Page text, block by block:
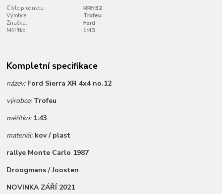
Číslo produktu:
RRfr32
Výrobce:
Trofeu
Značka:
Ford
Měřítko:
1:43
Kompletní specifikace
název: Ford Sierra XR 4x4 no.12
výrobce: Trofeu
měřítko: 1:43
materiál: kov / plast
rallye Monte Carlo 1987
Droogmans / Joosten
NOVINKA ZÁŘÍ 2021